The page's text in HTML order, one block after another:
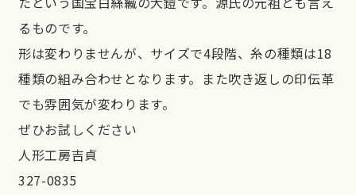
るものです。
形は変わりませんが、サイズで4段階、糸の種類は18
種類の組み合わせとなります。また吹き返しの印伝革
でも雰囲気が変わります。
ぜひお試しください
人形工房吉貞
327-0835